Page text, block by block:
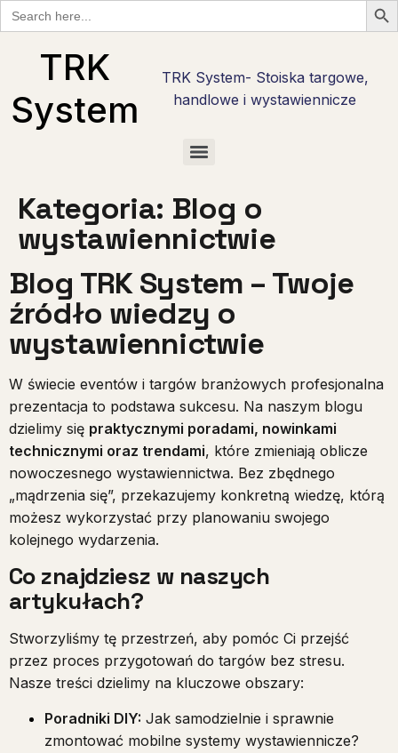
Search
for:
TRK
System
TRK System- Stoiska targowe,
handlowe i wystawiennicze
Kategoria: Blog o
wystawiennictwie
Blog TRK System – Twoje
źródło wiedzy o
wystawiennictwie
W świecie eventów i targów branżowych profesjonalna
prezentacja to podstawa sukcesu. Na naszym blogu
dzielimy się praktycznymi poradami, nowinkami
technicznymi oraz trendami, które zmieniają oblicze
nowoczesnego wystawiennictwa. Bez zbędnego
„mądrzenia się”, przekazujemy konkretną wiedzę, którą
możesz wykorzystać przy planowaniu swojego
kolejnego wydarzenia.
Co znajdziesz w naszych
artykułach?
Stworzyliśmy tę przestrzeń, aby pomóc Ci przejść
przez proces przygotowań do targów bez stresu.
Nasze treści dzielimy na kluczowe obszary:
Poradniki DIY: Jak samodzielnie i sprawnie
zmontować mobilne systemy wystawiennicze?